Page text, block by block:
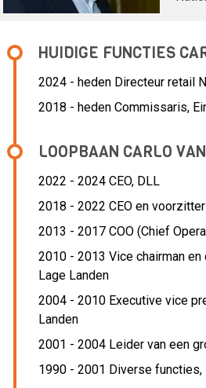
HUIDIGE FUNCTIES
2024 - heden Directeur retail
2018 - heden Commissaris,
LOOPBAAN CARLO
2022 - 2024 CEO, DLL
2018 - 2022 CEO en
2013 - 2017 COO (Chief
2010 - 2013 Vice chairman
Lage Landen
2004 - 2010 Executive vice
Landen
2001 - 2004 Leider van een
1990 - 2001 Diverse functies,